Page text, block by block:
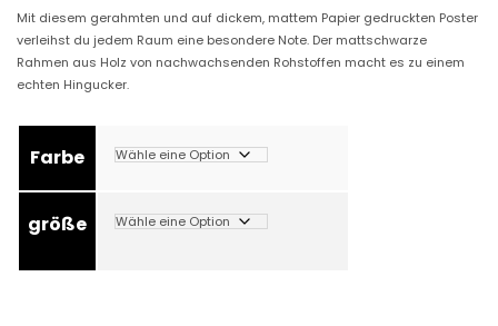
r
Mit diesem gerahmten und auf dickem, mattem Papier gedruckten Poster
verleihst du jedem Raum eine besondere Note. Der mattschwarze
Rahmen aus Holz von nachwachsenden Rohstoffen macht es zu einem
echten Hingucker.
Farbe
größe